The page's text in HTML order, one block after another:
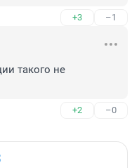
+3 –1
такого не
+2 –0